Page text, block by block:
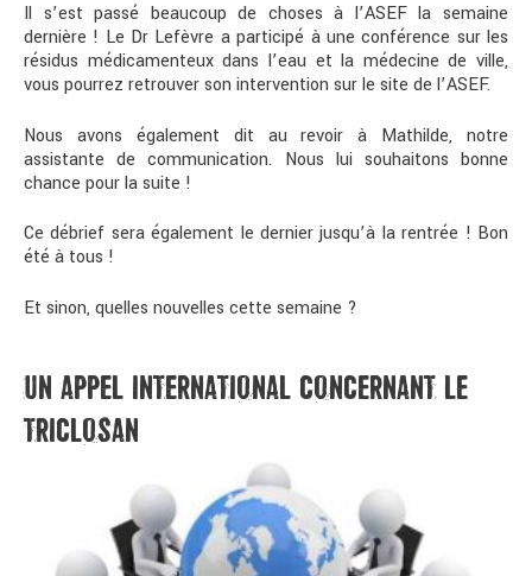
Il s’est passé beaucoup de choses à l’ASEF la semaine
dernière ! Le Dr Lefèvre a participé à une conférence sur les
résidus médicamenteux dans l’eau et la médecine de ville,
vous pourrez retrouver son intervention sur le site de l’ASEF.
Nous avons également dit au revoir à Mathilde, notre
assistante de communication. Nous lui souhaitons bonne
chance pour la suite !
Ce débrief sera également le dernier jusqu’à la rentrée ! Bon
été à tous !
Et sinon, quelles nouvelles cette semaine ?
UN APPEL INTERNATIONAL CONCERNANT LE
TRICLOSAN